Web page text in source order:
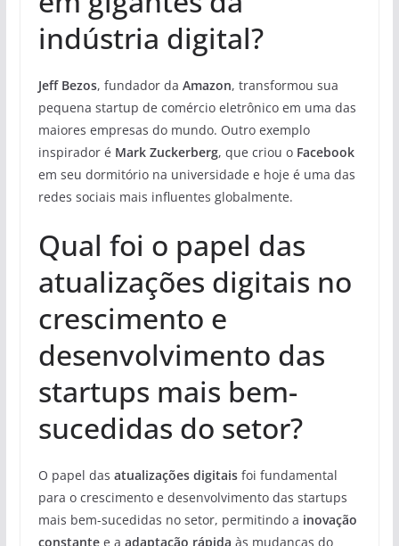
indústria digital?
Jeff Bezos, fundador da Amazon, transformou sua
pequena startup de comércio eletrônico em uma das
maiores empresas do mundo. Outro exemplo
inspirador é Mark Zuckerberg, que criou o Facebook
em seu dormitório na universidade e hoje é uma das
redes sociais mais influentes globalmente.
Qual foi o papel das
atualizações digitais no
crescimento e
desenvolvimento das
startups mais bem-
sucedidas do setor?
O papel das atualizações digitaisfoi fundamental
para o crescimento e desenvolvimento das startups
mais bem-sucedidas no setor, permitindo a inovação
constantee a adaptação rápida às mudanças do